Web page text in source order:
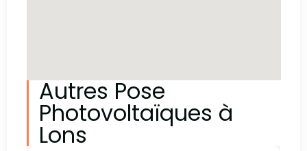
Autres Pose
Photovoltaïques à
Lons